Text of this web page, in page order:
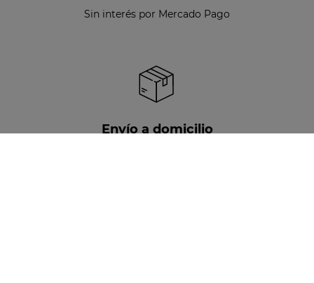
Sin interés por Mercado Pago
Envío a domicilio